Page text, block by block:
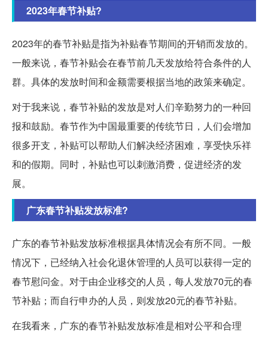
2023年春节补贴?
2023年的春节补贴是指为补贴春节期间的开销而发放的。
一般来说，春节补贴会在春节前几天发放给符合条件的人
群。具体的发放时间和金额需要根据当地的政策来确定。
对于我来说，春节补贴的发放是对人们辛勤努力的一种回
报和鼓励。春节作为中国最重要的传统节日，人们会增加
很多开支，补贴可以帮助人们解决经济困难，享受快乐祥
和的假期。同时，补贴也可以刺激消费，促进经济的发
展。
广东春节补贴发放标准?
广东的春节补贴发放标准根据具体情况会有所不同。一般
情况下，已经纳入社会化退休管理的人员可以获得一定的
春节慰问金。对于由企业移交的人员，每人发放70元的春
节补贴；而自行申办的人员，则发放20元的春节补贴。
在我看来，广东的春节补贴发放标准是相对公平和合理